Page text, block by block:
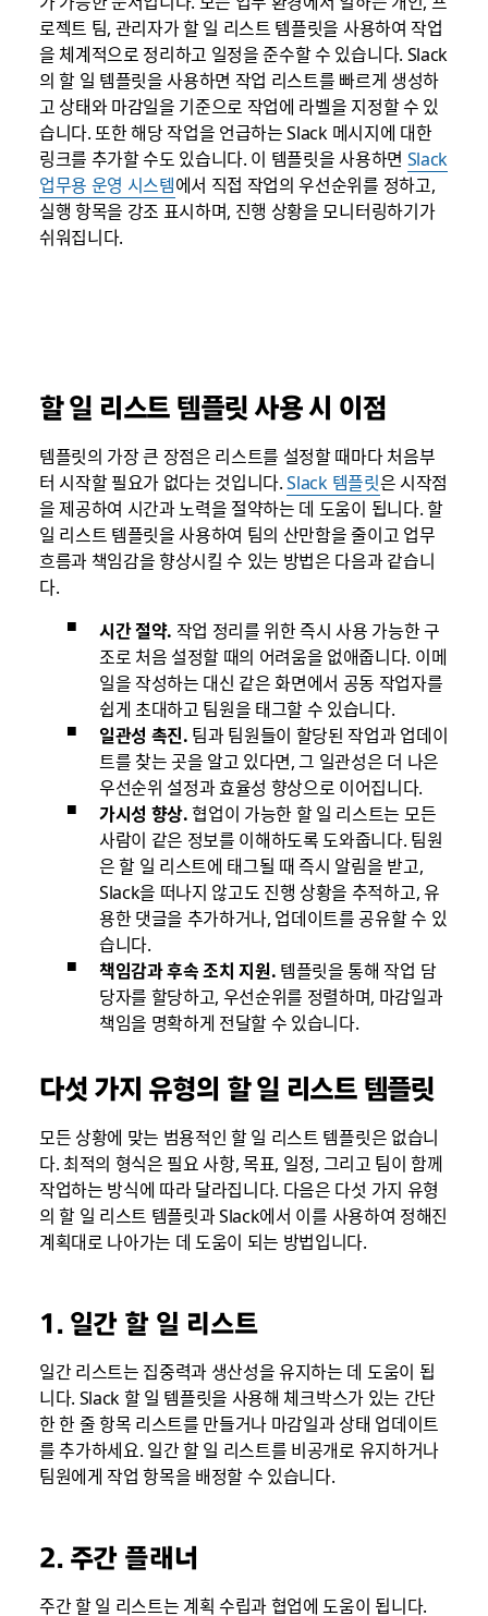
로젝트 팀, 관리자가 할 일 리스트 템플릿을 사용하여 작업
을 체계적으로 정리하고 일정을 준수할 수 있습니다. Slack
의 할 일 템플릿을 사용하면 작업 리스트를 빠르게 생성하
고 상태와 마감일을 기준으로 작업에 라벨을 지정할 수 있
습니다. 또한 해당 작업을 언급하는 Slack 메시지에 대한
링크를 추가할 수도 있습니다. 이 템플릿을 사용하면 Slack
업무용 운영 시스템에서 직접 작업의 우선순위를 정하고,
실행 항목을 강조 표시하며, 진행 상황을 모니터링하기가
쉬워집니다.
할 일 리스트 템플릿 사용 시 이점
템플릿의 가장 큰 장점은 리스트를 설정할 때마다 처음부
터 시작할 필요가 없다는 것입니다.Slack 템플릿은 시작점
을 제공하여 시간과 노력을 절약하는 데 도움이 됩니다. 할
일 리스트 템플릿을 사용하여 팀의 산만함을 줄이고 업무
흐름과 책임감을 향상시킬 수 있는 방법은 다음과 같습니
다.
시간 절약. 작업 정리를 위한 즉시 사용 가능한 구
조로 처음 설정할 때의 어려움을 없애줍니다. 이메
일을 작성하는 대신 같은 화면에서 공동 작업자를
쉽게 초대하고 팀원을 태그할 수 있습니다.
일관성 촉진. 팀과 팀원들이 할당된 작업과 업데이
트를 찾는 곳을 알고 있다면, 그 일관성은 더 나은
우선순위 설정과 효율성 향상으로 이어집니다.
가시성 향상.협업이 가능한 할 일 리스트는 모든
사람이 같은 정보를 이해하도록 도와줍니다. 팀원
은 할 일 리스트에 태그될 때 즉시 알림을 받고,
Slack을 떠나지 않고도 진행 상황을 추적하고, 유
용한 댓글을 추가하거나, 업데이트를 공유할 수 있
습니다.
책임감과 후속 조치 지원. 템플릿을 통해 작업 담
당자를 할당하고, 우선순위를 정렬하며, 마감일과
책임을 명확하게 전달할 수 있습니다.
다섯 가지 유형의 할 일 리스트 템플릿
모든 상황에 맞는 범용적인 할 일 리스트 템플릿은 없습니
다. 최적의 형식은 필요 사항, 목표, 일정, 그리고 팀이 함께
작업하는 방식에 따라 달라집니다. 다음은 다섯 가지 유형
의 할 일 리스트 템플릿과 Slack에서 이를 사용하여 정해진
계획대로 나아가는 데 도움이 되는 방법입니다.
1. 일간 할 일 리스트
일간 리스트는 집중력과 생산성을 유지하는 데 도움이 됩
니다. Slack 할 일 템플릿을 사용해 체크박스가 있는 간단
한 한 줄 항목 리스트를 만들거나 마감일과 상태 업데이트
를 추가하세요. 일간 할 일 리스트를 비공개로 유지하거나
팀원에게 작업 항목을 배정할 수 있습니다.
2. 주간 플래너
주간 할 일 리스트는 계획 수립과 협업에 도움이 됩니다.